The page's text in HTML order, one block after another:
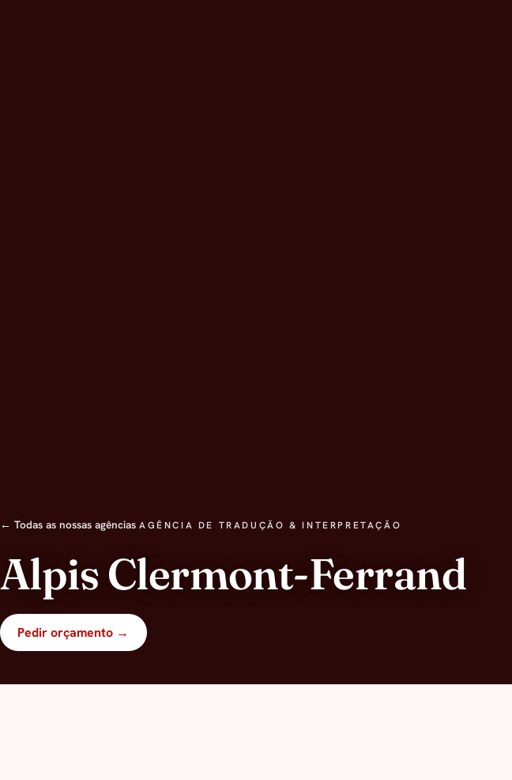
← Todas as nossas agências AGÊNCIA DE TRADUÇÃO & INTERPRETAÇÃO
Alpis Clermont-Ferrand
Pedir orçamento →